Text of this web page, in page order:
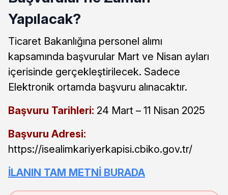
Yapılacak?
Ticaret Bakanlığına personel alımı
kapsamında başvurular Mart ve Nisan ayları
içerisinde gerçekleştirilecek. Sadece
Elektronik ortamda başvuru alınacaktır.
Başvuru Tarihleri: 24 Mart – 11 Nisan 2025
Başvuru Adresi:
https://isealimkariyerkapisi.cbiko.gov.tr/
İLANIN TAM METNİ BURADA